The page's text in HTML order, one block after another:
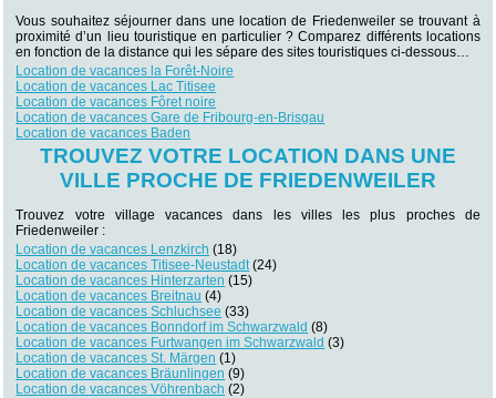
Vous souhaitez séjourner dans une location de Friedenweiler se trouvant à
proximité d’un lieu touristique en particulier ? Comparez différents locations
en fonction de la distance qui les sépare des sites touristiques ci-dessous…
Location de vacances la Forêt-Noire
Location de vacances Lac Titisee
Location de vacances Fôret noire
Location de vacances Gare de Fribourg-en-Brisgau
Location de vacances Baden
TROUVEZ VOTRE LOCATION DANS UNE
VILLE PROCHE DE FRIEDENWEILER
Trouvez votre village vacances dans les villes les plus proches de
Friedenweiler :
Location de vacances Lenzkirch (18)
Location de vacances Titisee-Neustadt(24)
Location de vacances Hinterzarten (15)
Location de vacances Breitnau (4)
Location de vacances Schluchsee (33)
Location de vacances Bonndorf im Schwarzwald (8)
Location de vacances Furtwangen im Schwarzwald (3)
Location de vacances St. Märgen (1)
Location de vacances Bräunlingen (9)
Location de vacances Vöhrenbach (2)